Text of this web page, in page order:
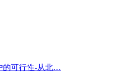
的可行性-从北…